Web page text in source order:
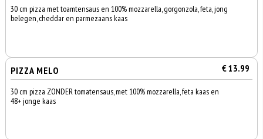
30 cm pizza met toamtensaus en 100% mozzarella, gorgonzola, feta, jong
belegen, cheddar en parmezaans kaas
PIZZA MELO € 13.99
30 cm pizza ZONDER tomatensaus, met 100% mozzarella, feta kaas en
48+ jonge kaas